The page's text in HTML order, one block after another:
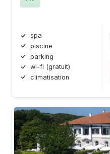
spa
piscine
parking
wi-fi (gratuit)
climatisation